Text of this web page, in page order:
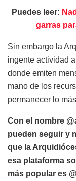
Puedes leer:
garras
Sin embargo la
ingente actividad
donde emiten
mano de los
permanecer lo
Con el nombre
pueden seguir y
que la
esa plataforma
más popular es